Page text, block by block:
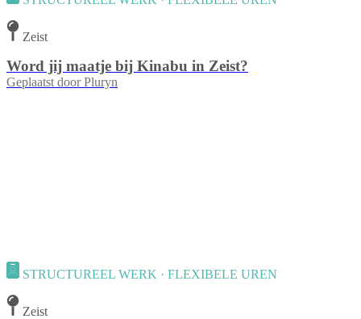
Zeist
Word jij maatje bij Kinabu in Zeist?
Geplaatst door Pluryn
STRUCTUREEL WERK · FLEXIBELE UREN
Zeist